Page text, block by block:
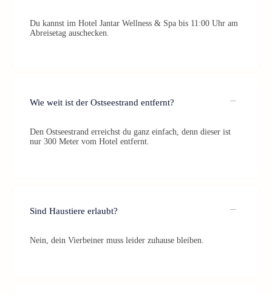
Du kannst im Hotel Jantar Wellness & Spa bis 11:00 Uhr am
Abreisetag auschecken.
Wie weit ist der Ostseestrand entfernt?
Den Ostseestrand erreichst du ganz einfach, denn dieser ist
nur 300 Meter vom Hotel entfernt.
Sind Haustiere erlaubt?
Nein, dein Vierbeiner muss leider zuhause bleiben.